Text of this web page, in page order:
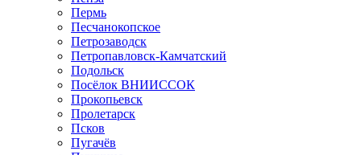
Пермь
Песчанокопское
Петрозаводск
Петропавловск-Камчатский
Подольск
Посёлок ВНИИССОК
Прокопьевск
Пролетарск
Псков
Пугачёв